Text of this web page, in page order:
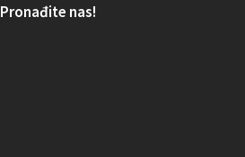
Pronađite nas!